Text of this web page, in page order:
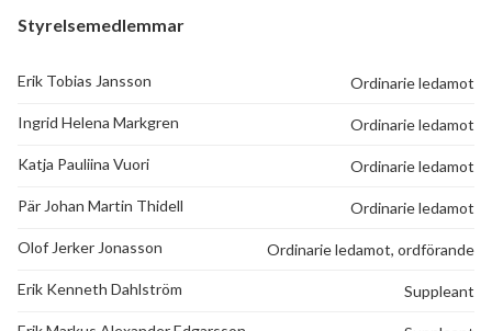
Styrelsemedlemmar
Erik Tobias Jansson Ordinarie ledamot
Ingrid Helena Markgren Ordinarie ledamot
Katja Pauliina Vuori Ordinarie ledamot
Pär Johan Martin Thidell Ordinarie ledamot
Olof Jerker Jonasson Ordinarie ledamot, ordförande
Erik Kenneth Dahlström Suppleant